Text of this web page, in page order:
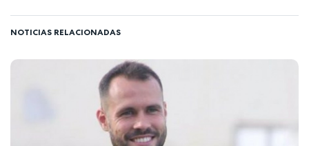
NOTICIAS RELACIONADAS